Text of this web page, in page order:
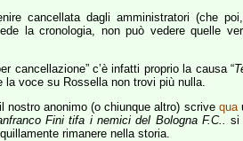
cancellata dagli amministratori (che
la cronologia, non può vedere quelle
cancellazione” c’è infatti proprio la causa “
la voce su Rossella non trovi più nulla.
nostro anonimo (o chiunque altro) scrive qua
Fini tifa i nemici del Bologna F.C.. si
rimanere nella storia.